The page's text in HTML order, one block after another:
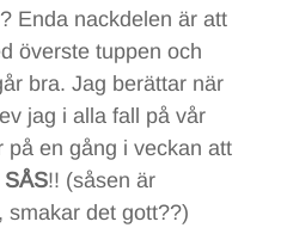
Enda nackdelen är att
överste tuppen och
bra. Jag berättar när
jag i alla fall på vår
på en gång i veckan att
SÅS!! (såsen är
smakar det gott??)